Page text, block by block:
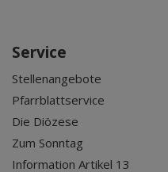
Service
Stellenangebote
Pfarrblattservice
Die Diözese
Zum Sonntag
Information Artikel 13